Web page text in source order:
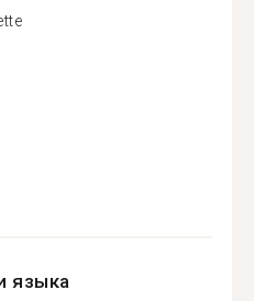
языка